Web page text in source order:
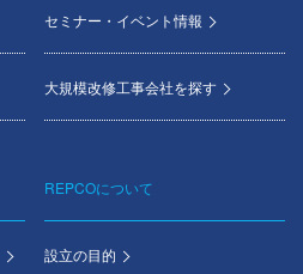
セミナー・イベント情報
大規模改修工事会社を探す
REPCOについて
設立の目的